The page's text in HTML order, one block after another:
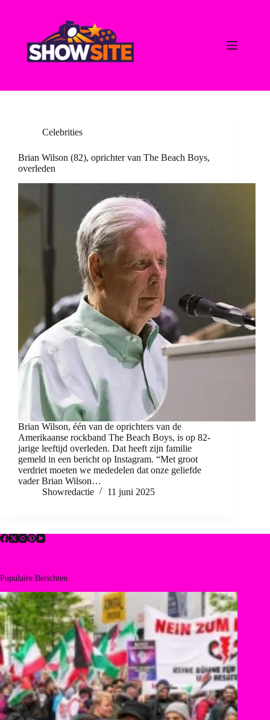
Celebrities
Brian Wilson (82), oprichter van The Beach Boys,
overleden
Brian Wilson, één van de oprichters van de
Amerikaanse rockband The Beach Boys, is op 82-
jarige leeftijd overleden. Dat heeft zijn familie
gemeld in een bericht op Instagram. “Met groot
verdriet moeten we mededelen dat onze geliefde
vader Brian Wilson…
Showredactie
11 juni 2025
Populaire Berichten